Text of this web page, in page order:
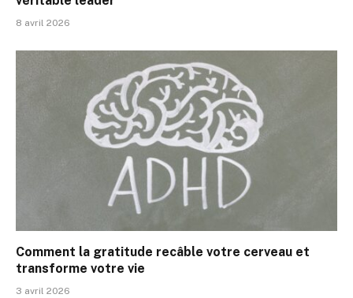
8 avril 2026
Comment la gratitude recâble votre cerveau et
transforme votre vie
3 avril 2026